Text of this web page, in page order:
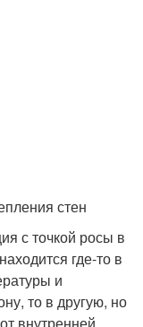
стен
с точкой росы в
где-то в
и
то в другую, но